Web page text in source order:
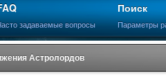
задаваемые вопросы
Поиск
Параметры
Астролордов